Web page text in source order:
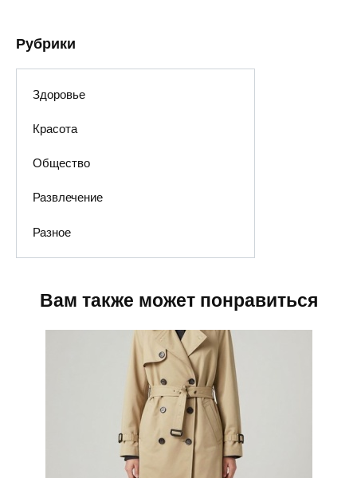
Рубрики
Здоровье
Красота
Общество
Развлечение
Разное
Вам также может понравиться